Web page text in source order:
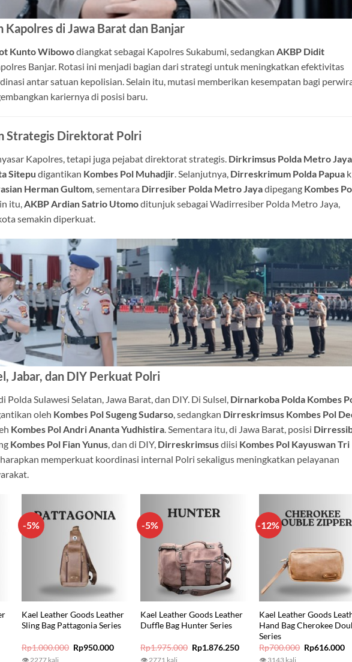
Kapolres di Jawa Barat dan Banjar
Kunto Wibowodiangkat sebagai Kapolres Sukabumi, sedangkan AKBP Didit
Banjar. Rotasi ini menjadi bagian dari strategi untuk meningkatkan efektivitas
antar satuan kepolisian. Selain itu, mutasi memberikan kesempatan bagi
kariernya di posisi baru.
Strategis Direktorat Polri
Kapolres, tetapi juga pejabat direktorat strategis. Dirkrimsus Polda Metro Jaya
Sitepu digantikan Kombes Pol Muhadjir . Selanjutnya, Dirreskrimum Polda Papua
Herman Gultom , sementara Dirresiber Polda Metro Jayadipegang Kombes
itu, AKBP Ardian Satrio Utomoditunjuk sebagai Wadirresiber Polda Metro Jaya,
semakin diperkuat.
Jabar, dan DIY Perkuat Polri
Polda Sulawesi Selatan, Jawa Barat, dan DIY. Di Sulsel, Dirnarkoba Polda Kombes
oleh Kombes Pol Sugeng Sudarso, sedangkan Dirreskrimsus Kombes Pol
Kombes Pol Andri Ananta Yudhistira. Sementara itu, di Jawa Barat, posisi
Kombes Pol Fian Yunus, dan di DIY, Dirreskrimsusdiisi Kombes Pol Kayuswan Tri
memperkuat koordinasi internal Polri sekaligus meningkatkan pelayanan
-5%
Kael Leather Goods Leather
Sling Bag Pattagonia Series
Rp1.000.000 Original
price
Rp950.000Current
👁 2277 kali
-5%
Kael Leather Goods Leather
Duffle Bag Hunter Series
Rp1.975.000 Original
price
Rp1.876.250Current
👁 2771 kali
-12%
Kael Leather Goods
Hand Bag Cherokee
Series
Rp700.000 Original
price
Rp616.000
👁 3143 kali